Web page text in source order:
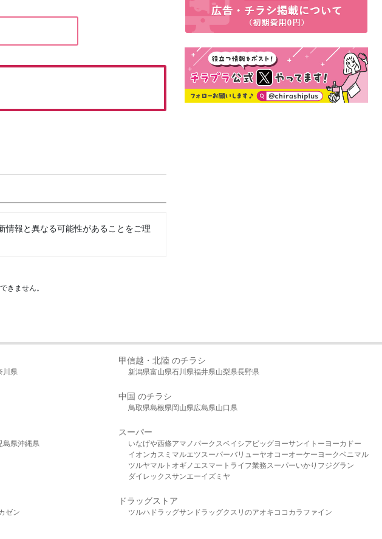
情報と異なる可能性があることをご理
きません。
川県
甲信越・北陸 のチラシ
新潟県富山県石川県福井県山梨県長野県
中国 のチラシ
鳥取県島根県岡山県広島県山口県
島県沖縄県
スーパー
いなげや西條アマノパークスベイシア ビッグヨーサンイトーヨーカドー
イオンカスミ マルエツスーパーバリューヤオコーオーケー ヨークベニマル
ツルヤマルト オギノ エスマート ライフ業務スーパーいかり フジグラン
ダイレックスサンエーイズミヤ
ゼン
ドラッグストア
ツルハドラッグサンドラッグクスリのアオキ ココカラファイン